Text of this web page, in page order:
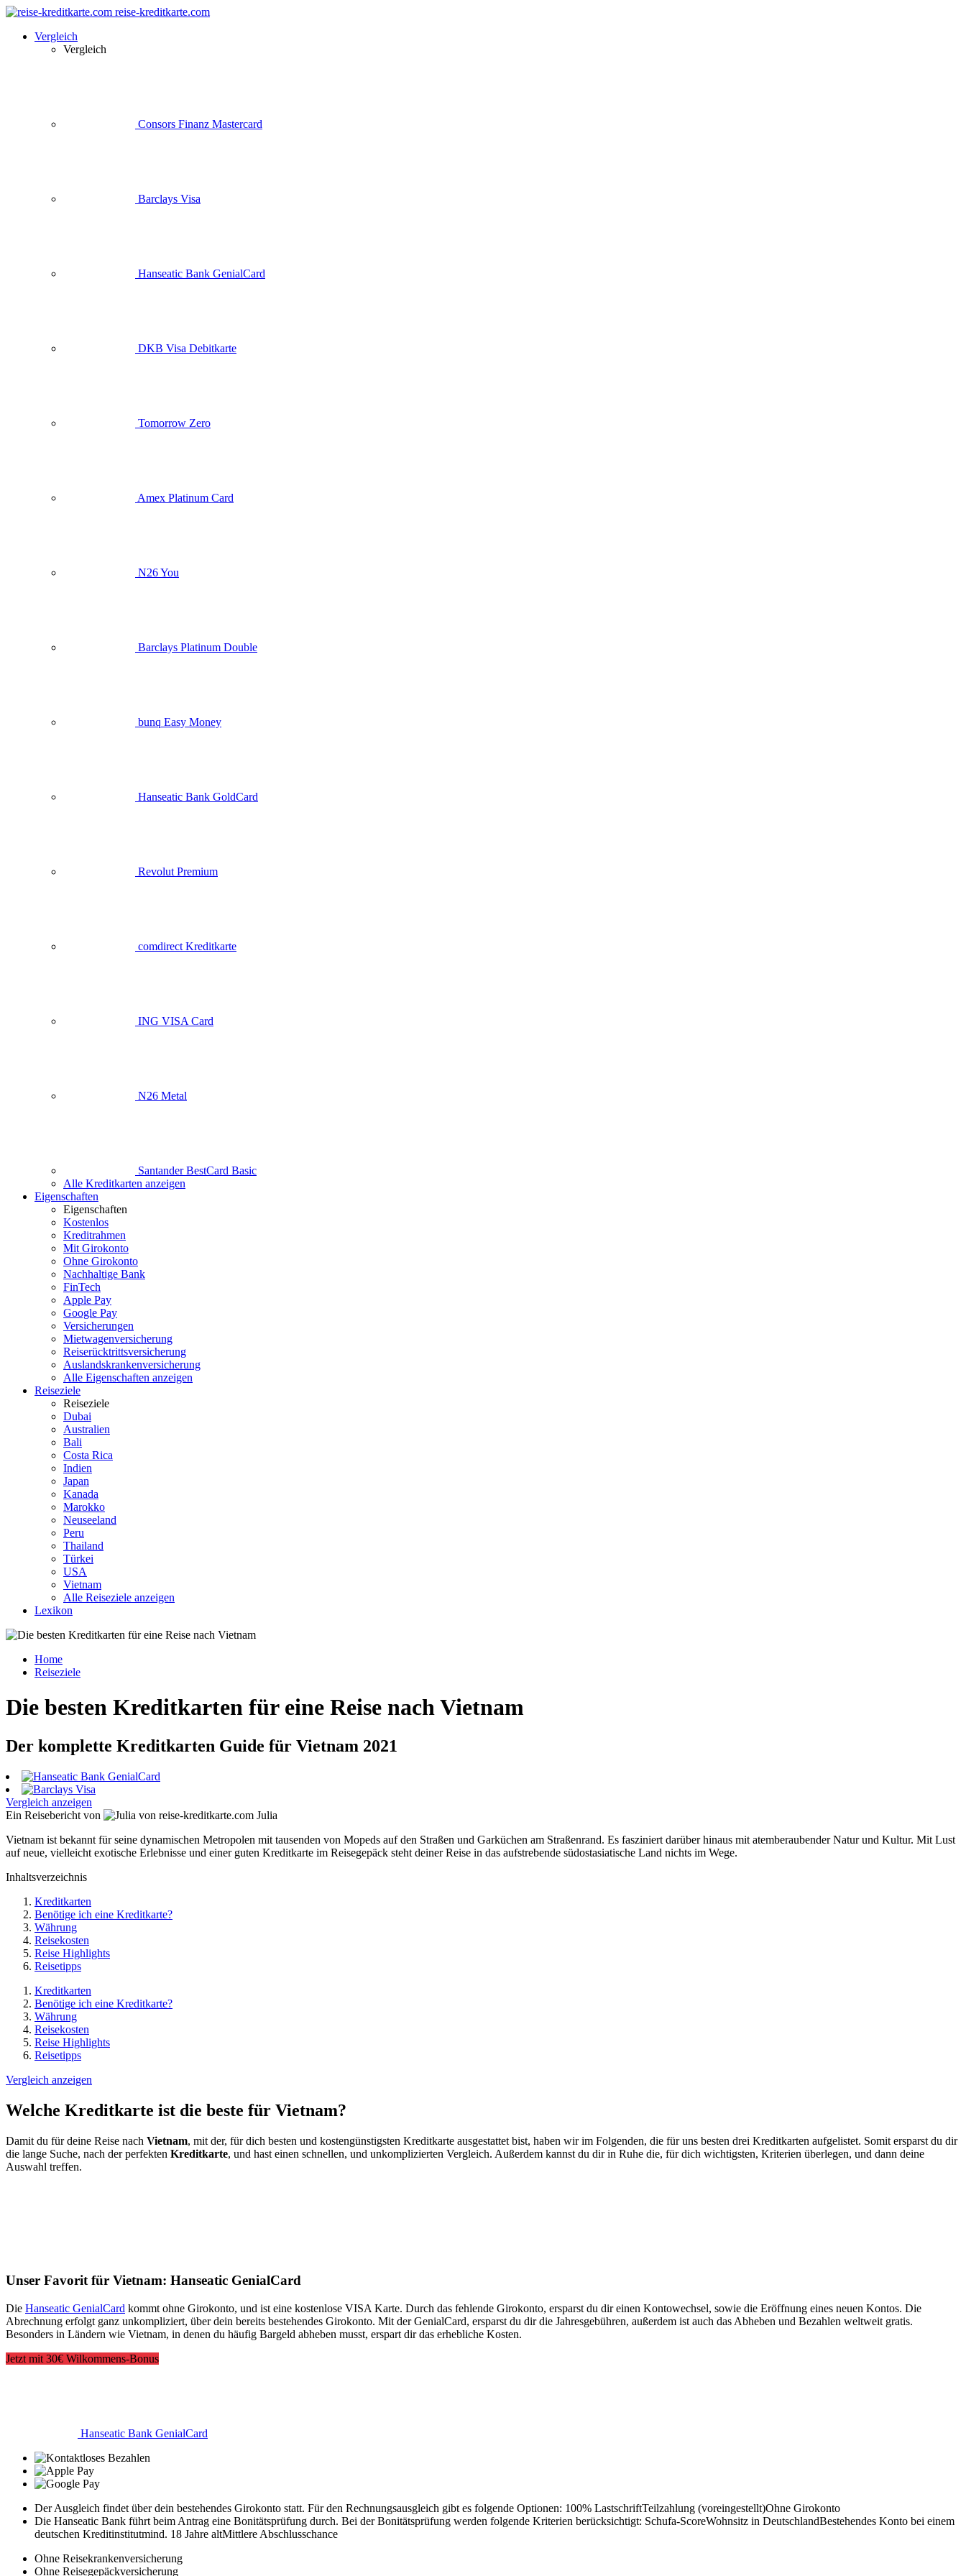
reise-kreditkarte.com
Vergleich
Vergleich
Consors Finanz Mastercard
Barclays Visa
Hanseatic Bank GenialCard
DKB Visa Debitkarte
Tomorrow Zero
Amex Platinum Card
N26 You
Barclays Platinum Double
bunq Easy Money
Hanseatic Bank GoldCard
Revolut Premium
comdirect Kreditkarte
ING VISA Card
N26 Metal
Santander BestCard Basic
Alle Kreditkarten anzeigen
Eigenschaften
Eigenschaften
Kostenlos
Kreditrahmen
Mit Girokonto
Ohne Girokonto
Nachhaltige Bank
FinTech
Apple Pay
Google Pay
Versicherungen
Mietwagenversicherung
Reiserücktrittsversicherung
Auslandskrankenversicherung
Alle Eigenschaften anzeigen
Reiseziele
Reiseziele
Dubai
Australien
Bali
Costa Rica
Indien
Japan
Kanada
Marokko
Neuseeland
Peru
Thailand
Türkei
USA
Vietnam
Alle Reiseziele anzeigen
Lexikon
Home
Reiseziele
Die besten Kreditkarten für eine Reise nach Vietnam
Der komplette Kreditkarten Guide für Vietnam 2021
Vergleich anzeigen
Ein Reisebericht von
Julia
Vietnam ist bekannt für seine dynamischen Metropolen mit tausenden von Mopeds auf den Straßen und Garküchen am Straßenrand. Es fasziniert darüber hinaus mit atemberaubender Natur und Kultur. Mit Lust
auf neue, vielleicht exotische Erlebnisse und einer guten Kreditkarte im Reisegepäck steht deiner Reise in das aufstrebende südostasiatische Land nichts im Wege.
Inhaltsverzeichnis
Kreditkarten
Benötige ich eine Kreditkarte?
Währung
Reisekosten
Reise Highlights
Reisetipps
Kreditkarten
Benötige ich eine Kreditkarte?
Währung
Reisekosten
Reise Highlights
Reisetipps
Vergleich anzeigen
Welche Kreditkarte ist die beste für Vietnam?
Damit du für deine Reise nach Vietnam, mit der, für dich besten und kostengünstigsten Kreditkarte ausgestattet bist, haben wir im Folgenden, die für uns besten drei Kreditkarten aufgelistet. Somit ersparst du dir
die lange Suche, nach der perfekten Kreditkarte, und hast einen schnellen, und unkomplizierten Vergleich. Außerdem kannst du dir in Ruhe die, für dich wichtigsten, Kriterien überlegen, und dann deine
Auswahl treffen.
Unser Favorit für Vietnam: Hanseatic GenialCard
Die Hanseatic GenialCard kommt ohne Girokonto, und ist eine kostenlose VISA Karte. Durch das fehlende Girokonto, ersparst du dir einen Kontowechsel, sowie die Eröffnung eines neuen Kontos. Die
Abrechnung erfolgt ganz unkompliziert, über dein bereits bestehendes Girokonto. Mit der GenialCard, ersparst du dir die Jahresgebühren, außerdem ist auch das Abheben und Bezahlen weltweit gratis.
Besonders in Ländern wie Vietnam, in denen du häufig Bargeld abheben musst, erspart dir das erhebliche Kosten.
Jetzt mit 30€ Wilkommens-Bonus
Hanseatic Bank GenialCard
Der Ausgleich findet über dein bestehendes Girokonto statt. Für den Rechnungsausgleich gibt es folgende Optionen: 100% LastschriftTeilzahlung (voreingestellt)Ohne Girokonto
Die Hanseatic Bank führt beim Antrag eine Bonitätsprüfung durch. Bei der Bonitätsprüfung werden folgende Kriterien berücksichtigt: Schufa-ScoreWohnsitz in DeutschlandBestehendes Konto bei einem
deutschen Kreditinstitutmind. 18 Jahre altMittlere Abschlusschance
Ohne Reisekrankenversicherung
Ohne Reisegepäckversicherung